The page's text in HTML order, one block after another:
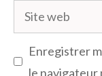
Site
web
Enregistrer
le navigateur